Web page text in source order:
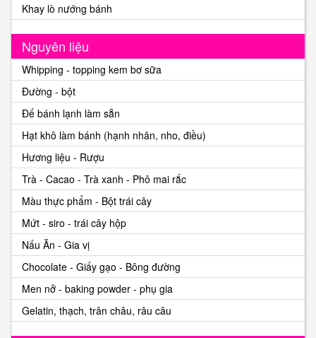
Khay lò nướng bánh
Nguyên liệu
Whipping - topping kem bơ sữa
Đường - bột
Đế bánh lạnh làm sẵn
Hạt khô làm bánh (hạnh nhân, nho, điều)
Hương liệu - Rượu
Trà - Cacao - Trà xanh - Phô mai rắc
Màu thực phẩm - Bột trái cây
Mứt - siro - trái cây hộp
Nấu Ăn - Gia vị
Chocolate - Giấy gạo - Bông đường
Men nở - baking powder - phụ gia
Gelatin, thạch, trân châu, râu câu